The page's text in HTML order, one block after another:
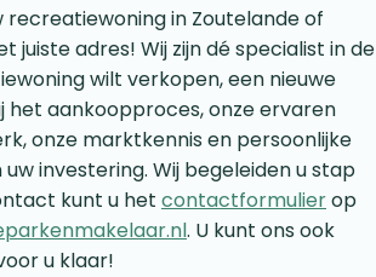
recreatiewoning in Zoutelande of
adres! Wij zijn dé specialist in de
wilt verkopen, een nieuwe
het aankoopproces, onze ervaren
onze marktkennis en persoonlijke
investering. Wij begeleiden u stap
kunt u het contactformulierop
. U kunt ons ook
u klaar!